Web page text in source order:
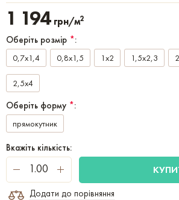
1 194 грн/м2
Оберіть розмір *:
0,7x1,4 0,8x1,5 1x2 1,5x2,3
2,5x4
Оберіть форму *:
прямокутник
Вкажіть кількість:
Додати до порівняння